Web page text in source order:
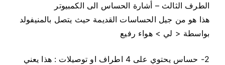
الطرف الثالث – أشارة الحساس الى الكمبيوتر
هذا هو من جيل الحساسات القديمة حيث يتصل بالمنيفولد
بواسطة < لي > هواء رفيع
2- حساس يحتوي على 4 اطراف او توصيلات : هذا يعني